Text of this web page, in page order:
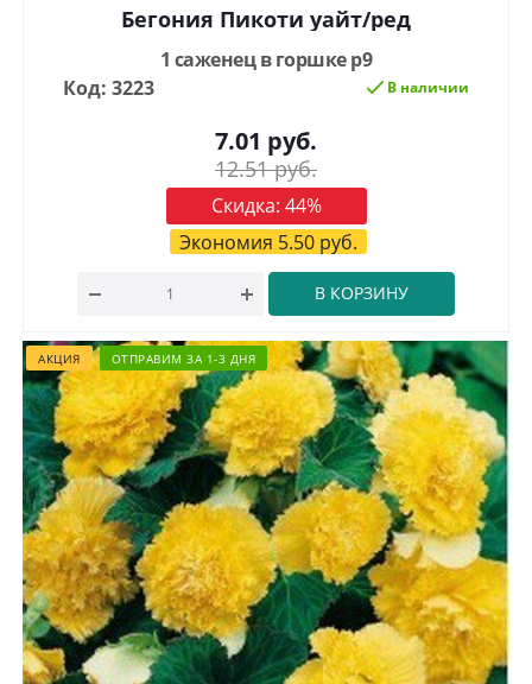
Бегония Пикоти уайт/ред
1 саженец в горшке р9
Код: 3223
В наличии
7.01 руб.
12.51руб.
Скидка: 44%
Экономия 5.50руб.
В КОРЗИНУ
АКЦИЯ ОТПРАВИМ ЗА 1-3 ДНЯ